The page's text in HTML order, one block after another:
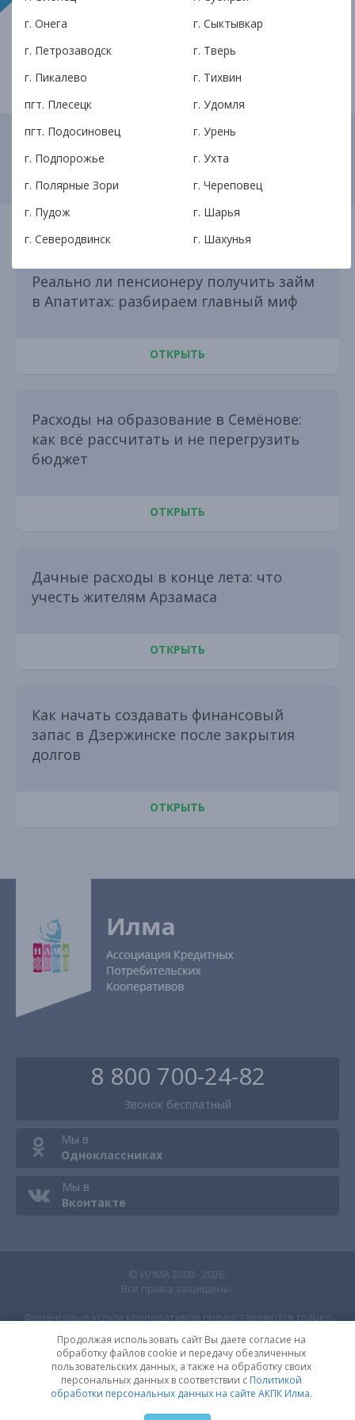
финтех займы
сбережения
Твои друзья должны об этом узнать
Реально ли пенсионеру получить займ
в Апатитах: разбираем главный миф
ОТКРЫТЬ
Расходы на образование в Семёнове:
как всё рассчитать и не перегрузить
бюджет
ОТКРЫТЬ
Дачные расходы в конце лета: что
учесть жителям Арзамаса
ОТКРЫТЬ
Как начать создавать финансовый
запас в Дзержинске после закрытия
долгов
ОТКРЫТЬ
Продолжая использовать сайт Вы даете согласие на
обработку файлов cookie и передачу обезличенных
пользовательских данных, а также на обработку своих
персональных данных в соответствии с Политикой
обработки персональных данных на сайте АКПК Илма.
8 800 700-24-82
Звонок бесплатный
Мы в
Одноклассниках
Мы в
Вконтакте
© ИЛМА 2008 - 2026.
Все права защищены.
Финансовые услуги кооперативов предоставляются только
займов и политике мобильного приложенияздесь| |
Политика обработки персональных данных на сайте АКПК
|Политика обработки персональных данных КПК Илма
г. Онега
г. Петрозаводск
г. Пикалево
пгт. Плесецк
пгт. Подосиновец
г. Подпорожье
г. Полярные Зори
г. Пудож
г. Северодвинск
г. Сыктывкар
г. Тверь
г. Тихвин
г. Удомля
г. Урень
г. Ухта
г. Череповец
г. Шарья
г. Шахунья